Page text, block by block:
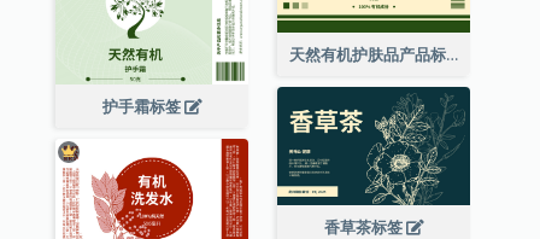
天然有机护肤品产品标签
护手霜标签
香草茶标签